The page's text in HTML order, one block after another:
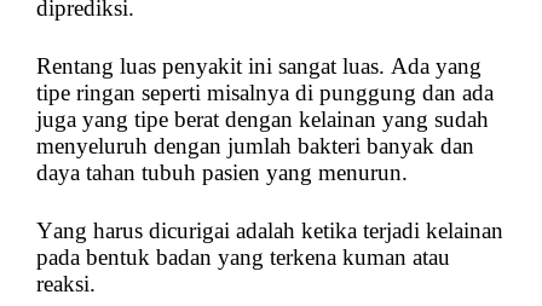
diprediksi.
Rentang luas penyakit ini sangat luas. Ada yang
tipe ringan seperti misalnya di punggung dan ada
juga yang tipe berat dengan kelainan yang sudah
menyeluruh dengan jumlah bakteri banyak dan
daya tahan tubuh pasien yang menurun.
Yang harus dicurigai adalah ketika terjadi kelainan
pada bentuk badan yang terkena kuman atau
reaksi.